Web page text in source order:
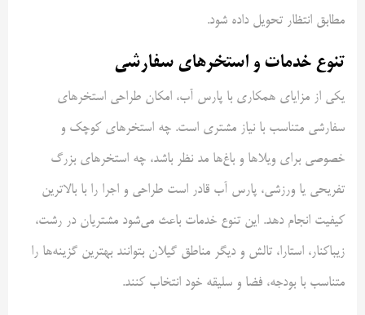
مطابق انتظار تحویل داده شود.
تنوع خدمات و استخرهای سفارشی
یکی از مزایای همکاری با پارس آب، امکان طراحی استخرهای
سفارشی متناسب با نیاز مشتری است. چه استخرهای کوچک و
خصوصی برای ویلاها و باغ‌ها مد نظر باشد، چه استخرهای بزرگ
تفریحی یا ورزشی، پارس آب قادر است طراحی و اجرا را با بالاترین
کیفیت انجام دهد. این تنوع خدمات باعث می‌شود مشتریان در رشت،
زیباکنار، استارا، تالش و دیگر مناطق گیلان بتوانند بهترین گزینه‌ها را
متناسب با بودجه، فضا و سلیقه خود انتخاب کنند.